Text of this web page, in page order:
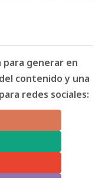
generar en
contenido y una
redes sociales: